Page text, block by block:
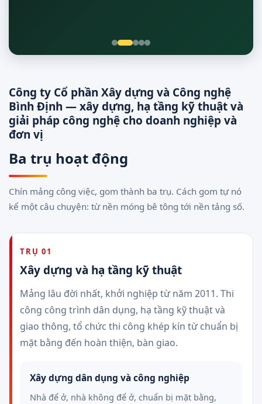
Công ty Cổ phần Xây dựng và Công nghệ
Bình Định — xây dựng, hạ tầng kỹ thuật và
giải pháp công nghệ cho doanh nghiệp và
đơn vị
Ba trụ hoạt động
Chín mảng công việc, gom thành ba trụ. Cách gom tự nó
kể một câu chuyện: từ nền móng bê tông tới nền tảng số.
TRỤ 01
Xây dựng và hạ tầng kỹ thuật
Mảng lâu đời nhất, khởi nghiệp từ năm 2011. Thi
công công trình dân dụng, hạ tầng kỹ thuật và
giao thông, tổ chức thi công khép kín từ chuẩn bị
mặt bằng đến hoàn thiện, bàn giao.
Xây dựng dân dụng và công nghiệp
Nhà để ở, nhà không để ở, chuẩn bị mặt bằng,